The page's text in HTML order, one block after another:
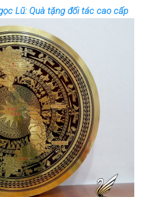
Lũ: Quà tặng đối tác cao cấp